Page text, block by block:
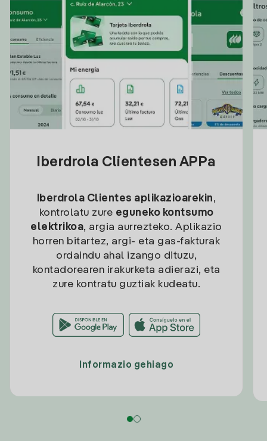
Iberdrola Clientesen APPa
Iberdrola Clientes aplikazioarekin,
kontrolatu zure eguneko kontsumo
elektrikoa, argia aurrezteko. Aplikazio
horren bitartez, argi- eta gas-fakturak
ordaindu ahal izango dituzu,
kontadorearen irakurketa adierazi, eta
zure kontratu guztiak kudeatu.
Informazio gehiago